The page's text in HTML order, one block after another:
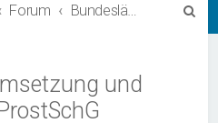
Forum Bundesländer - Umsetzung und Erfahrungen mit ProstSchG
und